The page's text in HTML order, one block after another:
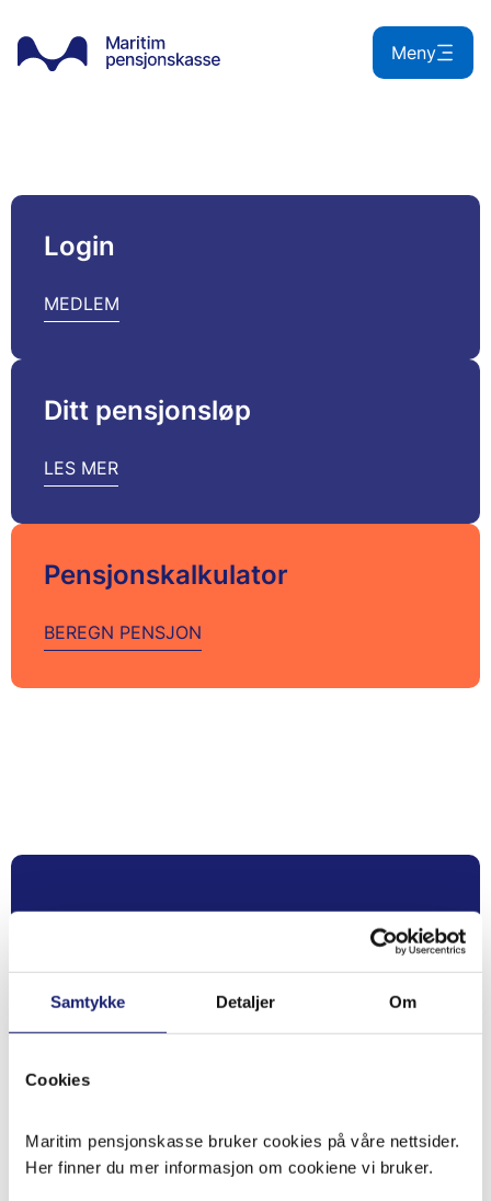
Samtykke Detaljer Om
Cookies
Maritim pensjonskasse bruker cookies på våre nettsider.
Her finner du mer informasjon om cookiene vi bruker.
innhold
Meny
Login
MEDLEM
Pensjonskalkulator
BEREGN PENSJON
Ditt pensjonsløp
LES MER